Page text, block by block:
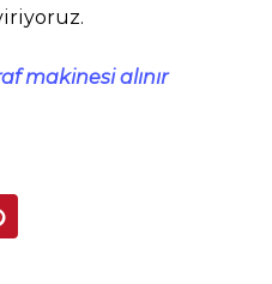
makinesi alınır